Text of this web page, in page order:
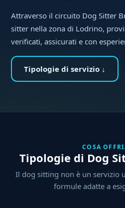
Attraverso il circuito Dog Sitter
sitter nella zona di Lodrino,
verificati, assicurati e con
Tipologie di servizio ↓
COSA
Tipologie di Dog
Il dog sitting non è un servizio
formule adatte a